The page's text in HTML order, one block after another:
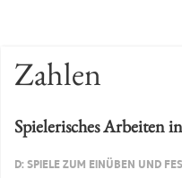
Zah­len
Spie­le­ri­sches Ar­bei­ten
D: SPIE­LE ZUM EIN­ÜBEN UND